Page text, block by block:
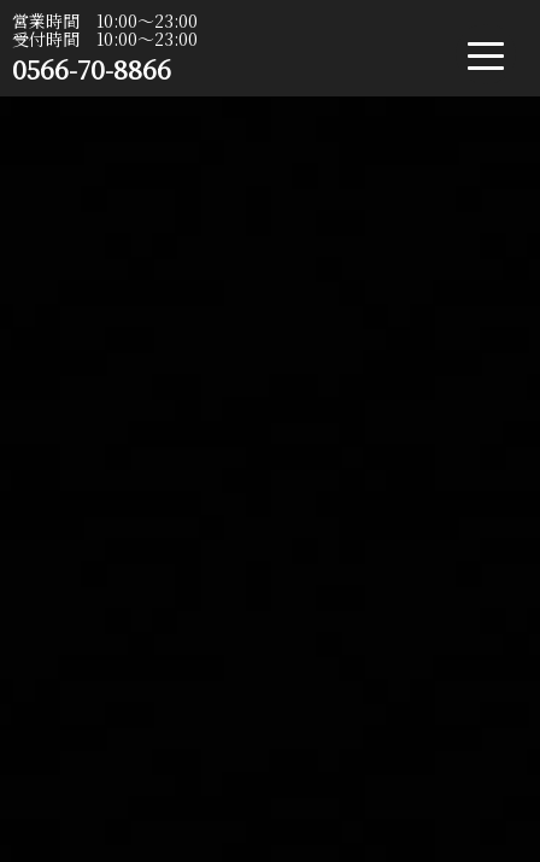
営業時間 10:00〜23:00
受付時間 10:00〜23:00
0566-70-8866